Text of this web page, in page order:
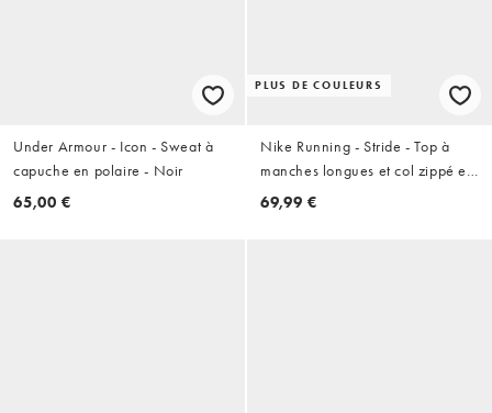
Under Armour - Icon - Sweat à
capuche en polaire - Noir
65,00 €
PLUS DE COULEURS
Nike Running - Stride - Top à
manches longues et col zippé en
tissu Dri-FIT - Noir
69,99 €